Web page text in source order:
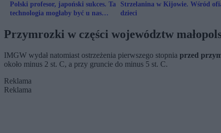
Polski profesor, japoński sukces. Ta
technologia mogłaby być u nas
Strzelanina w Kijowie. Wśród
dzieci
Przymrozki w części województw
IMGW wydał natomiast ostrzeżenia pierwszego stopnia przed
około minus 2 st. C, a przy gruncie do minus 5 st. C.
Reklama
Reklama